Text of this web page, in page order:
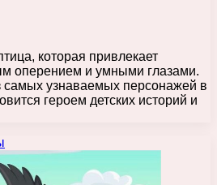
которая привлекает
оперением и умными глазами.
самых узнаваемых персонажей в
героем детских историй и